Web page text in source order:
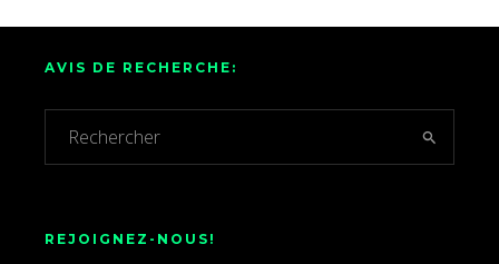
AVIS DE RECHERCHE:
REJOIGNEZ-NOUS!